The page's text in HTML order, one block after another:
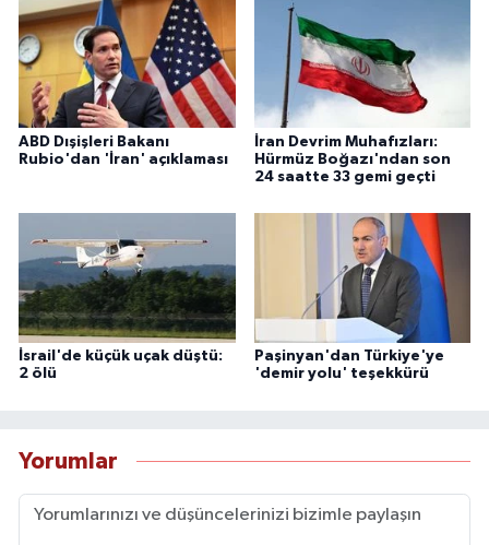
ABD Dışişleri Bakanı
Rubio'dan 'İran' açıklaması
İran Devrim Muhafızları:
Hürmüz Boğazı'ndan son
24 saatte 33 gemi geçti
İsrail'de küçük uçak düştü:
2 ölü
Paşinyan'dan Türkiye'ye
'demir yolu' teşekkürü
Yorumlar